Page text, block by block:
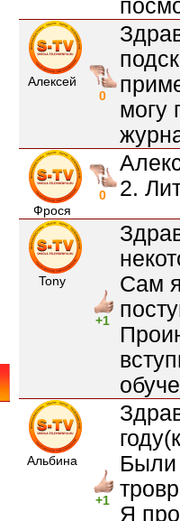
Алексей
0
могу
Фрося
0
2.
Tony
+1
Сам
Альбина
+1
Были
Я